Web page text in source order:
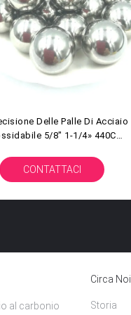
14MM Su Ordinazione
Inossidabile 304 316
12.7MM Di Dimensione
CONTATTACI
al carbonio
Circa Noi
Storia